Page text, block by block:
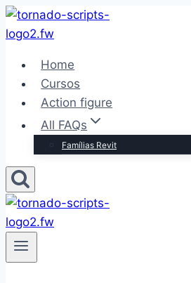
Pular
para
Conteúdo
Home
Cursos
Action figure
All FAQs
Famílias Revit